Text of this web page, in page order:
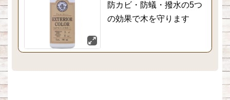
防カビ・防蟻・撥水の5つ
の効果で木を守ります